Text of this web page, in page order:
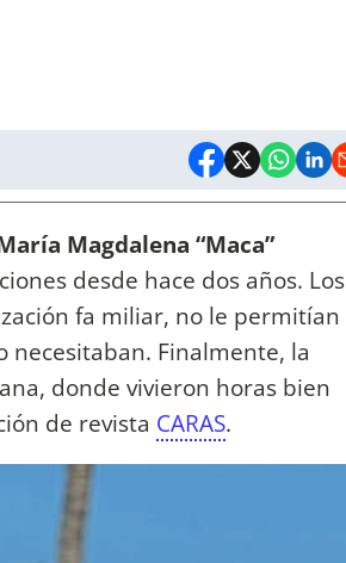
Magdalena “Maca”
desde hace dos años. Los
fa miliar, no le permitían
necesitaban. Finalmente, la
donde vivieron horas bien
de revista CARAS.